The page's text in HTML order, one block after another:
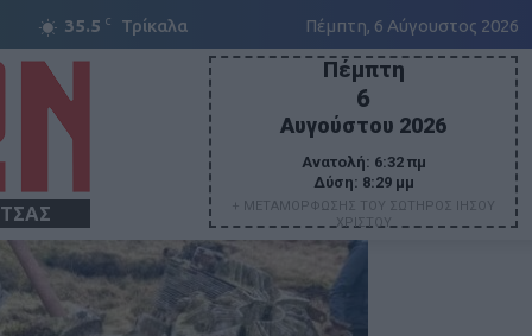
35.5 C Τρίκαλα Πέμπτη, 6 Αύγουστος 2026
Πέμπτη
6
Αυγούστου 2026
Ανατολή: 6:32 πμ
Δύση: 8:29 μμ
+ ΜΕΤΑΜΟΡΦΩΣΗΣ ΤΟΥ ΣΩΤΗΡΟΣ ΙΗΣΟΥ
ΧΡΙΣΤΟΥ